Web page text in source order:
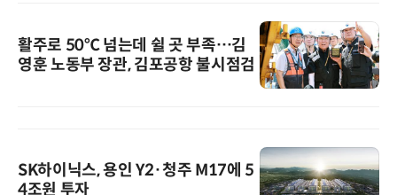
활주로 50℃ 넘는데 쉴 곳 부족…김
영훈 노동부 장관, 김포공항 불시점검
SK하이닉스, 용인 Y2·청주 M17에 5
4조원 투자